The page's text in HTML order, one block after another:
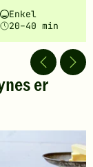
fått
5
av
stjerner.
Klikk
gi
vurdering.
Vanskelighetsgrad
Enkel
Tilberedningstid
20–40 min
er